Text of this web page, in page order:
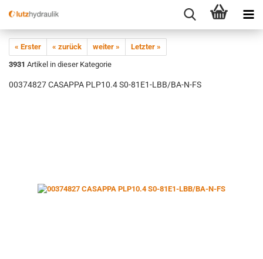
« Erster « zurück weiter »
Letzter »
3931 Artikel in dieser Kategorie
00374827 CASAPPA PLP10.4 S0-81E1-LBB/BA-N-FS